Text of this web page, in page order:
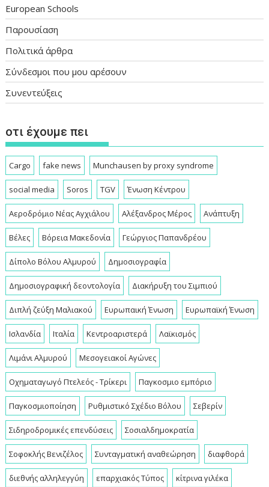
European Schools
Παρουσίαση
Πολιτικά άρθρα
Σύνδεσμοι που μου αρέσουν
Συνεντεύξεις
οτι έχουμε πει
Cargo fake news Munchausen by proxy syndrome
social media Soros TGV Ένωση Κέντρου
Αεροδρόμιο Νέας Αγχιάλου Αλέξανδρος Μέρος Ανάπτυξη
Βέλες Βόρεια Μακεδονία Γεώργιος Παπανδρέου
Δίπολο Βόλου Αλμυρού Δημοσιογραφία
Δημοσιογραφική δεοντολογία Διακήρυξη του Σιμπιού
Διπλή ζεύξη Μαλιακού Ευρωπαική Ένωση Ευρωπαϊκή Ένωση
Ισλανδία Ιταλία Κεντροαριστερά Λαϊκισμός
Λιμάνι Αλμυρού Μεσογειακοί Αγώνες
Οχηματαγωγό Πτελεός - Τρίκερι Παγκοσμιο εμπόριο
Παγκοσμιοποίηση Ρυθμιστικό Σχέδιο Βόλου Σεβερίν
Σιδηροδρομικές επενδύσεις Σοσιαλδημοκρατία
Σοφοκλής Βενιζέλος Συνταγματική αναθεώρηση διαφθορά
διεθνής αλληλεγγύη επαρχιακός Τύπος κίτρινα γιλέκα